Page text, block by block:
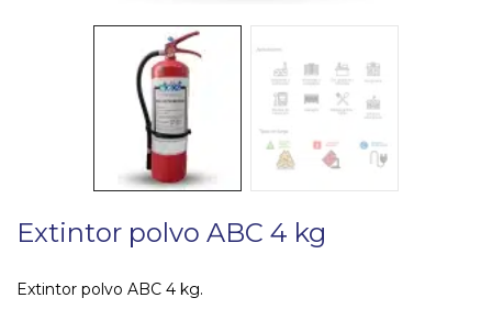
Extintor polvo ABC 4 kg
Extintor polvo ABC 4 kg.